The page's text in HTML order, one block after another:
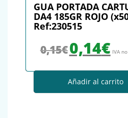
GUA PORTADA
DA4 185GR ROJO
Ref:230515
0,15€0,14€ IVA
Añadir al carrito